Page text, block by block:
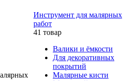
Инструмент для малярных
работ
41 товар
Валики и ёмкости
Для декоративных
покрытий
Малярные кисти